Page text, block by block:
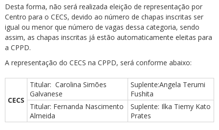
Desta forma, não será realizada eleição de representação por
Centro para o CECS, devido ao número de chapas inscritas ser
igual ou menor que número de vagas dessa categoria, sendo
assim, as chapas inscritas já estão automaticamente eleitas para
a CPPD.
A representação do CECS na CPPD, será conforme abaixo:
CECS
Titular: Carolina Simões
Galvanese
Suplente:Angela Terumi
Fushita
Titular: Fernanda Nascimento
Almeida
Suplente: Ilka Tiemy Kato
Prates